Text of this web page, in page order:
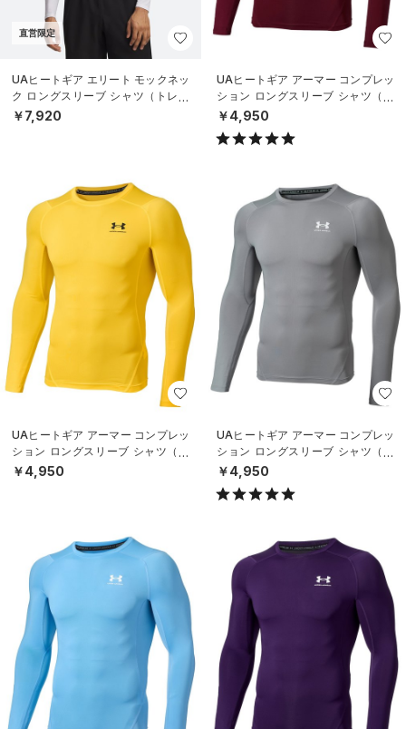
直営限定
UAヒートギア エリート モックネッ
ク ロングスリーブ シャツ（トレー
ニング/MEN）
￥7,920
UAヒートギア アーマー コンプレッ
ション ロングスリーブ シャツ（ト
レーニング/MEN）
￥4,950
UAヒートギア アーマー コンプレッ
ション ロングスリーブ シャツ（ト
レーニング/MEN）
￥4,950
UAヒートギア アーマー コンプレッ
ション ロングスリーブ シャツ（ト
レーニング/MEN）
￥4,950